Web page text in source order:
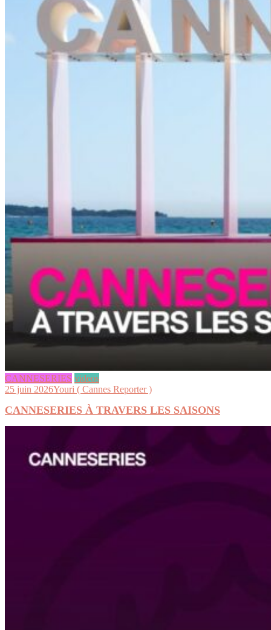
CANNESERIES videos
25 juin 2026Youri ( Cannes Reporter )
CANNESERIES À TRAVERS LES SAISONS